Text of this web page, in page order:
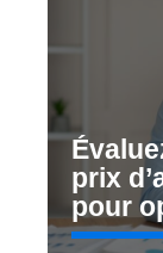
prix
pour